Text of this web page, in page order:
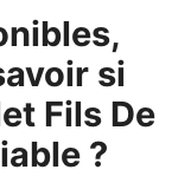
si
Fils De
?